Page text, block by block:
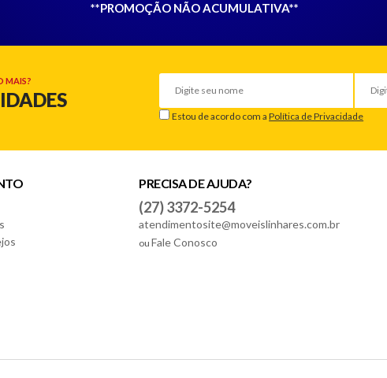
**PROMOÇÃO NÃO ACUMULATIVA**
MAIS?
Estou de acordo com aPolítica de Privacidade
PRECISA DE AJUDA?
(27) 3372-5254
atendimentosite@moveislinhares.com.br
ou Fale Conosco